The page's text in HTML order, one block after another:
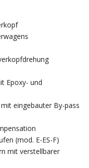
Epoxy- und
eingebauter By-pass
(mod. E-ES-F)
mit verstellbarer